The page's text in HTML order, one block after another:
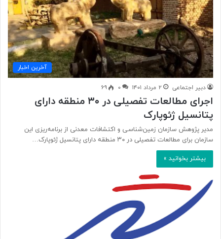
آخرین اخبار
دبیر اجتماعی ۲ مرداد ۱۴۰۱ ۰ ۶۹
اجرای مطالعات تفصیلی در ۳۰ منطقه دارای
پتانسیل ژئوپارک
مدیر پژوهش سازمان زمین‌شناسی و اکتشافات معدنی از برنامه‌‎ریزی این
سازمان برای مطالعات تفصیلی در ۳۰ منطقه دارای پتانسیل ژئوپارک…
بیشتر بخوانید »